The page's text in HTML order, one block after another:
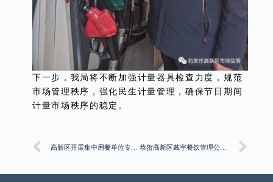
下一步，我局将不断加强计量器具检查力度，规范
市场管理秩序，强化民生计量管理，确保节日期间
计量市场秩序的稳定。
高新区开展集中用餐单位专项整治行动筑牢食品安全防线